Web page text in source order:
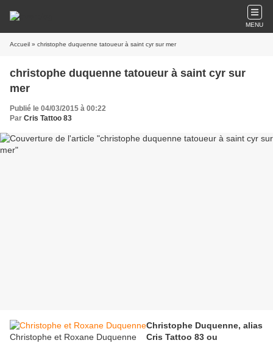
MENU
Accueil » christophe duquenne tatoueur à saint cyr sur mer
christophe duquenne tatoueur à saint cyr sur
mer
Publié le 04/03/2015 à 00:22
Par Cris Tattoo 83
Christophe et Roxane Duquenne
Christophe Duquenne, alias
Cris Tattoo 83 ou